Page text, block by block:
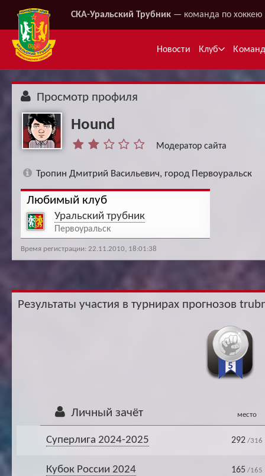
СКА-Уральский Трубник — команда по хоккею
Новости Клуб
Просмотр профиля
Hound
Модератор сайта
Тропин Дмитрий Васильевич, город Первоуральск
Любимый клуб
Уральский трубник
Первоуральск
Время регистрации: 22.11.2010, 18:01:38
Результаты участия в турнирах прогнозов
Личный зачёт место
Суперлига 2024-2025 292 /316
Кубок России 2024 165 /165